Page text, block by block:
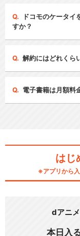
ドコモのケータイ
すか？
解約にはどれくら
電子書籍は月額料
はじ
※アプリから
dアニ
本日入